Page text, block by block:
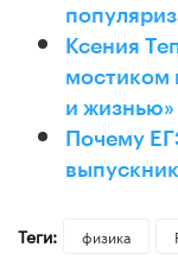
Ксения
мостиком
и жизнью»
Почему
Теги: физика